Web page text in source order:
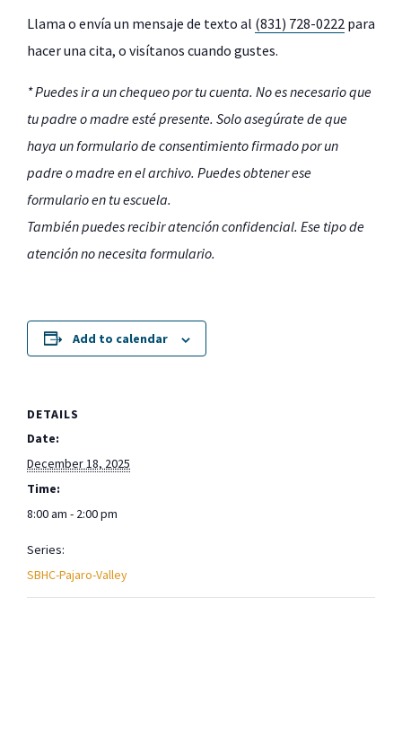
Llama o envía un mensaje de texto al (831) 728-0222 para
hacer una cita, o visítanos cuando gustes.
* Puedes ir a un chequeo por tu cuenta. No es necesario que
tu padre o madre esté presente. Solo asegúrate de que
haya un formulario de consentimiento firmado por un
padre o madre en el archivo. Puedes obtener ese
formulario en tu escuela.
También puedes recibir atención confidencial. Ese tipo de
atención no necesita formulario.
Add to calendar
DETAILS
Date:
December 18, 2025
Time:
8:00 am - 2:00 pm
Series:
SBHC-Pajaro-Valley